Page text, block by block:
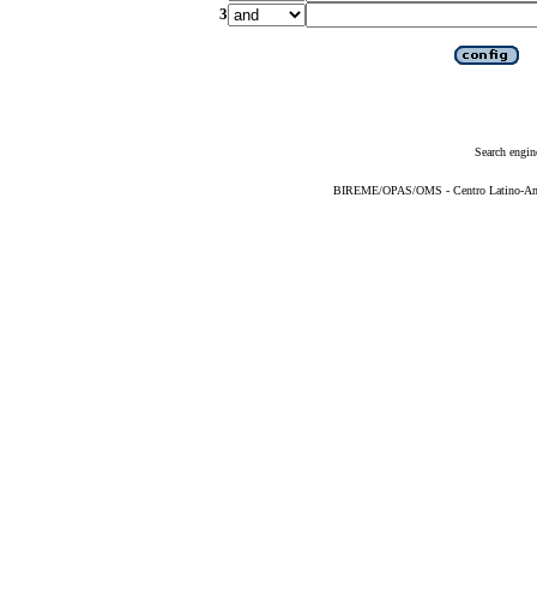
3
Search
BIREME/OPAS/OMS - Centro Latino-